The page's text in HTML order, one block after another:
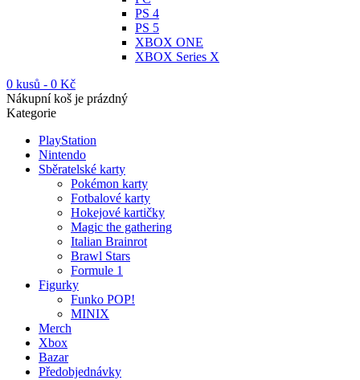
PS 4
PS 5
XBOX ONE
XBOX Series X
0 kusů - 0 Kč
Nákupní koš je prázdný
Kategorie
PlayStation
Nintendo
Sběratelské karty
Pokémon karty
Fotbalové karty
Hokejové kartičky
Magic the gathering
Italian Brainrot
Brawl Stars
Formule 1
Figurky
Funko POP!
MINIX
Merch
Xbox
Bazar
Předobjednávky